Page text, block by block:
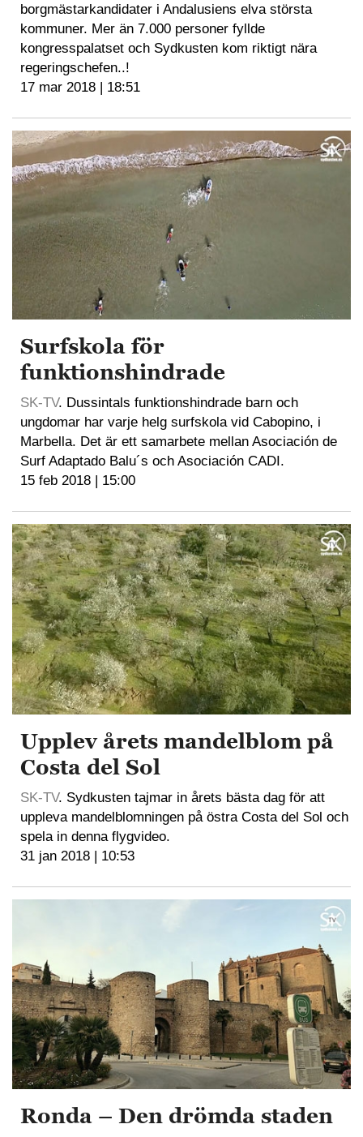
borgmästarkandidater i Andalusiens elva största
kommuner. Mer än 7.000 personer fyllde
kongresspalatset och Sydkusten kom riktigt nära
regeringschefen..!
17 mar 2018 | 18:51
Surfskola för
funktionshindrade
SK-TV. Dussintals funktionshindrade barn och
ungdomar har varje helg surfskola vid Cabopino, i
Marbella. Det är ett samarbete mellan Asociación de
Surf Adaptado Balu´s och Asociación CADI.
15 feb 2018 | 15:00
Upplev årets mandelblom på
Costa del Sol
SK-TV. Sydkusten tajmar in årets bästa dag för att
uppleva mandelblomningen på östra Costa del Sol och
spela in denna flygvideo.
31 jan 2018 | 10:53
Ronda – Den drömda staden